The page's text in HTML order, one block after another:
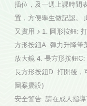
插位，及一週上課時間
置，方便學生做記認。
又實用 ♪ 1. 圓形按鈕:
方形按鈕A: 彈力升降筆
放大鏡 4. 長方形按鈕
長方形按鈕D: 打開後，
圖案擺設)
安全警告: 請在成人指導